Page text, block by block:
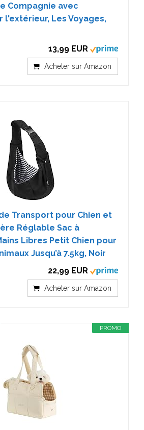
Compagnie avec
l'extérieur, Les Voyages,
13,99 EUR
Acheter sur Amazon
Transport pour Chien et
Réglable Sac à
Libres Petit Chien pour
Jusqu’à 7.5kg, Noir
22,99 EUR
Acheter sur Amazon
PROMO